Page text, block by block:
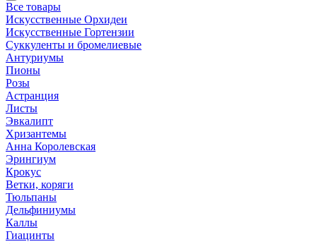
Все товары
Искусственные Орхидеи
Искусственные Гортензии
Суккуленты и бромелиевые
Антуриумы
Пионы
Розы
Астранция
Листы
Эвкалипт
Хризантемы
Анна Королевская
Эрингиум
Крокус
Ветки, коряги
Тюльпаны
Дельфиниумы
Каллы
Гиацинты